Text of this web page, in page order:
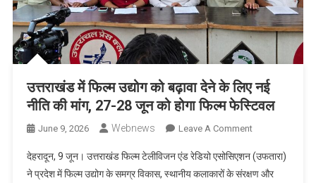
उत्तराखंड में फिल्म उद्योग को बढ़ावा देने के लिए नई
नीति की मांग, 27-28 जून को होगा फिल्म फेस्टिवल
June 9, 2026 Webnews Leave A CommentOn
में
फिल्म
देहरादून, 9 जून। उत्तराखंड फिल्म टेलीविजन एंड रेडियो एसोसिएशन (उफतारा)
ने प्रदेश में फिल्म उद्योग के समग्र विकास, स्थानीय कलाकारों के संरक्षण और